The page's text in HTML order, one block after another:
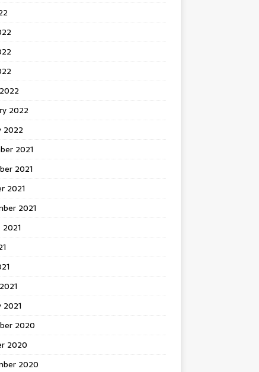
2022
2022
2021
2021
2021
2021
2021
2020
2020
2020